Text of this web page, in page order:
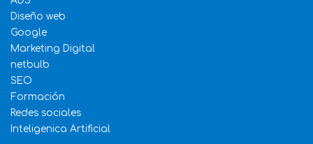
Diseño web
Google
Marketing Digital
netbulb
SEO
Formación
Redes sociales
Inteligenica Artificial